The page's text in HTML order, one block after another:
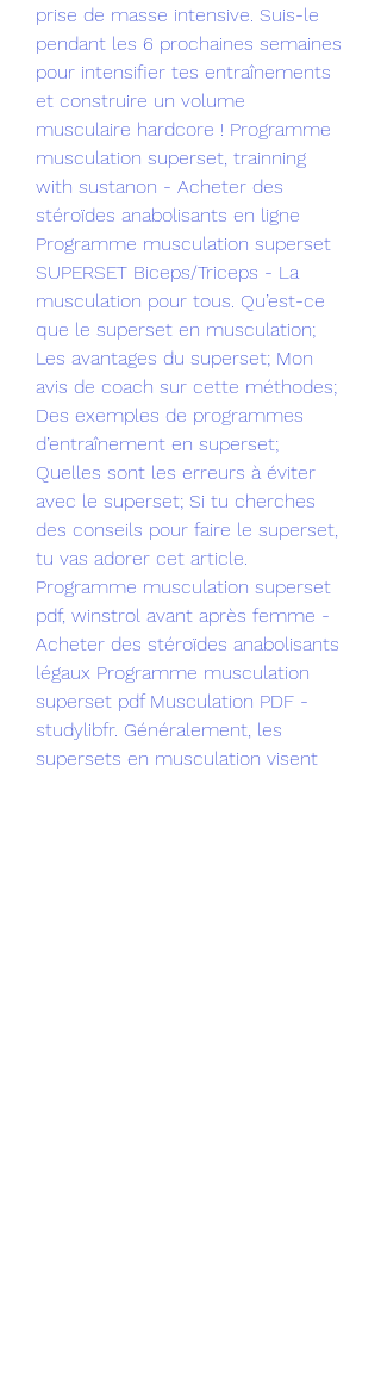
prise de masse intensive. Suis-le
pendant les 6 prochaines semaines
pour intensifier tes entraînements
et construire un volume
musculaire hardcore ! Programme
musculation superset, trainning
with sustanon - Acheter des
stéroïdes anabolisants en ligne
Programme musculation superset
SUPERSET Biceps/Triceps - La
musculation pour tous. Qu’est-ce
que le superset en musculation;
Les avantages du superset; Mon
avis de coach sur cette méthodes;
Des exemples de programmes
d’entraînement en superset;
Quelles sont les erreurs à éviter
avec le superset; Si tu cherches
des conseils pour faire le superset,
tu vas adorer cet article.
Programme musculation superset
pdf, winstrol avant après femme -
Acheter des stéroïdes anabolisants
légaux Programme musculation
superset pdf Musculation PDF -
studylibfr. Généralement, les
supersets en musculation visent